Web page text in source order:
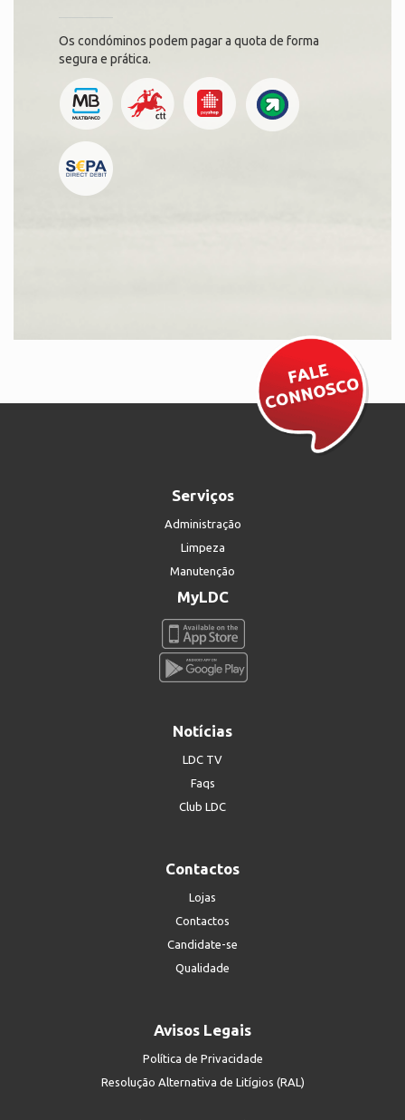
Os condóminos podem pagar a quota de forma
segura e prática.
Serviços
Administração
Limpeza
Manutenção
MyLDC
Notícias
LDC TV
Faqs
Club LDC
Contactos
Lojas
Contactos
Candidate-se
Qualidade
Avisos Legais
Política de Privacidade
Resolução Alternativa de Litígios (RAL)